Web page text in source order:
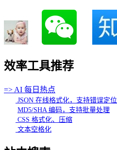
效率工具推荐
=> AI 每日热点
JSON 在线格式化，支持错误定位
MD5/SHA 编码，支持批量处理
CSS 格式化、压缩
文本空格化